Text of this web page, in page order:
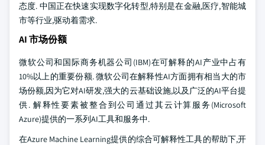
态度. 中国正在快速实现数字化转型,特别是在金融,医疗,智能城
市等行业,驱动着需求.
AI 市场份额
微软公司和国际商务机器公司(IBM)在可解释的AI产业中占有
10%以上的重要份额. 微软公司在解释性AI方面拥有相当大的市
场份额,因为它对AI研发,强大的云基础设施,以及广泛的AI平台提
供. 解释性要素被整合到公司通过其云计算服务(Microsoft
Azure)提供的一系列AI工具和服务中.
在Azure Machine Learning提供的综合可解释性工具的帮助下,开